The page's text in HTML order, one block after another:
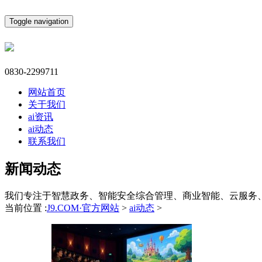
Toggle navigation
0830-2299711
网站首页
关于我们
ai资讯
ai动态
联系我们
新闻动态
我们专注于智慧政务、智能安全综合管理、商业智能、云服务
当前位置 :J9.COM·官方网站 > ai动态 >